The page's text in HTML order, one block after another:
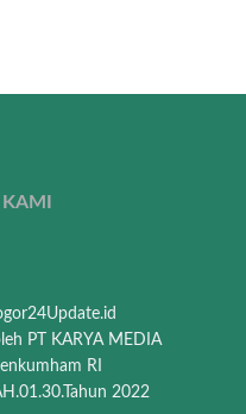
KAMI
PT KARYA MEDIA
RI
2022